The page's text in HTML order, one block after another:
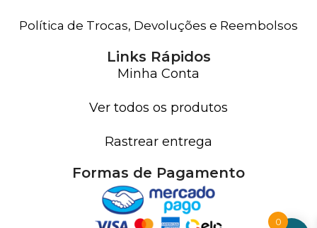
Política de Trocas, Devoluções e Reembolsos
Links Rápidos
Minha Conta
Ver todos os produtos
Rastrear entrega
Formas de Pagamento
0